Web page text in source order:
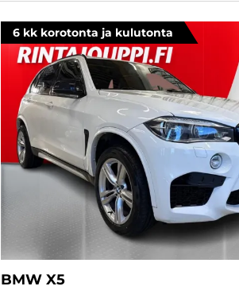
6 kk korotonta ja kulutonta
BMW X5